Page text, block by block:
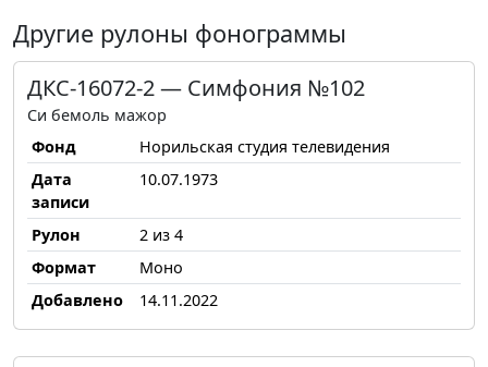
Другие рулоны фонограммы
ДКС-16072-2 — Симфония №102
Си бемоль мажор
Фонд
Норильская студия телевидения
Дата
записи
10.07.1973
Рулон
2 из 4
Формат
Моно
Добавлено
14.11.2022